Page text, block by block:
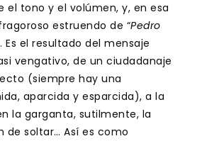
el tono y el volúmen, y, en esa
estruendo de “Pedro
Es el resultado del mensaje
vengativo, de un ciudadanaje
(siempre hay una
aparcida y esparcida), a la
la garganta, sutilmente, la
de soltar… Así es como